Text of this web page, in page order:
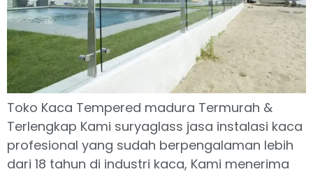
Toko Kaca Tempered madura Termurah &
Terlengkap Kami suryaglass jasa instalasi kaca
profesional yang sudah berpengalaman lebih
dari 18 tahun di industri kaca, Kami menerima